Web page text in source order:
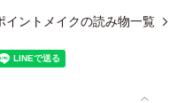
イントメイクの読み物一覧